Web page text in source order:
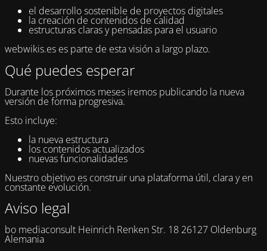
el desarrollo sostenible de proyectos digitales
la creación de contenidos de calidad
estructuras claras y pensadas para el usuario
webwikis.es es parte de esta visión a largo plazo.
Qué puedes esperar
Durante los próximos meses iremos publicando la nueva
versión de forma progresiva.
Esto incluye:
la nueva estructura
los contenidos actualizados
nuevas funcionalidades
Nuestro objetivo es construir una plataforma útil, clara y en
constante evolución.
Aviso legal
bo mediaconsult Heinrich Renken Str. 18 26127 Oldenburg
Alemania